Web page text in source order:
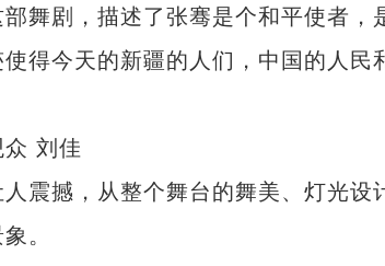
剧，描述了张骞是个和平使者，
得今天的新疆的人们，中国的人
刘佳
撼，从整个舞台的舞美、灯光设
。